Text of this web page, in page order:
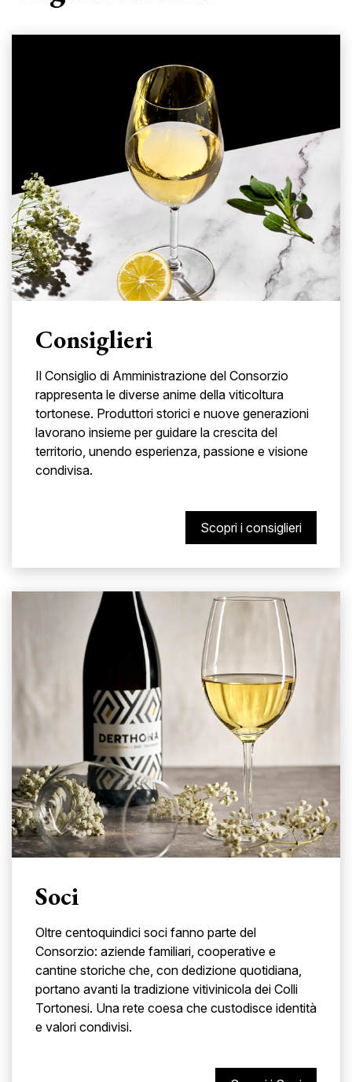
Consiglieri
Il Consiglio di Amministrazione del Consorzio
rappresenta le diverse anime della viticoltura
tortonese. Produttori storici e nuove generazioni
lavorano insieme per guidare la crescita del
territorio, unendo esperienza, passione e visione
condivisa.
Scopri i consiglieri
Soci
Oltre centoquindici soci fanno parte del
Consorzio: aziende familiari, cooperative e
cantine storiche che, con dedizione quotidiana,
portano avanti la tradizione vitivinicola dei Colli
Tortonesi. Una rete coesa che custodisce identità
e valori condivisi.